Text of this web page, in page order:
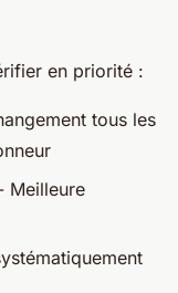
en priorité :
tous les
Meilleure